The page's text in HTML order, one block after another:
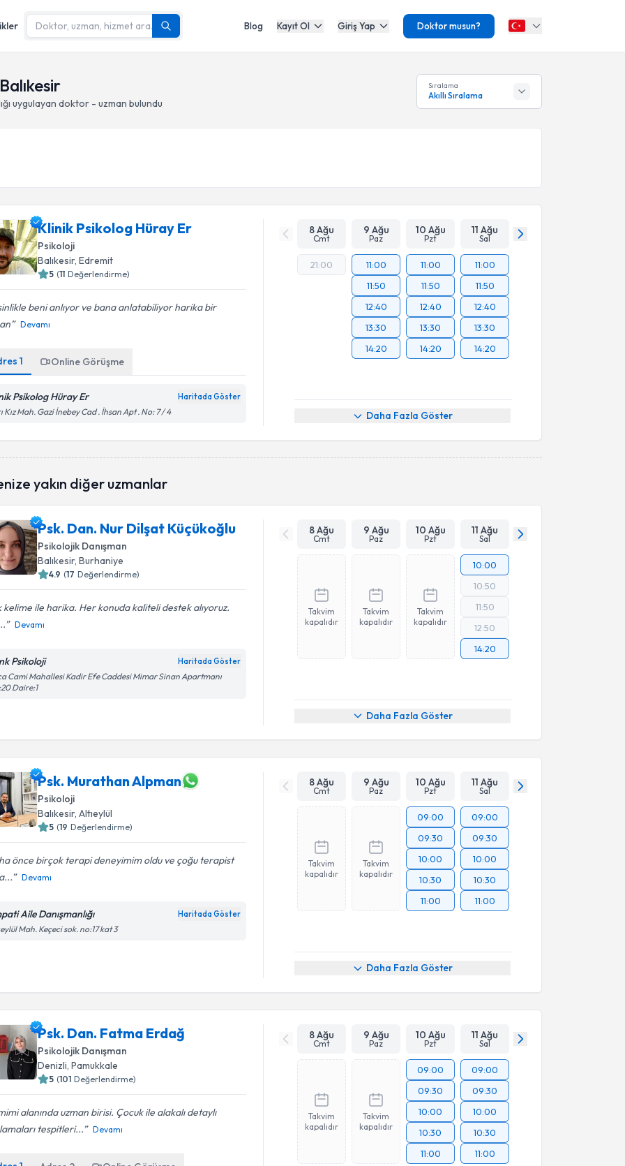
Blog Kayıt Ol Giriş Yap Doktor musun?
uygulayan doktor - uzman bulundu
Sıralama
Akıllı Sıralama
Klinik Psikolog Hüray Er
Psikoloji
Balıkesir, Edremit
5 (11 Değerlendirme)
beni anlıyor ve bana anlatabiliyor harika bir
Devamı
1 Online Görüşme
Psikolog Hüray Er Haritada Göster
Kız Mah. Gazi İnebey Cad . İhsan Apt . No: 7 / 4
8 Ağu
Cmt
9 Ağu
Paz
10 Ağu
Pzt
11 Ağu
Sal
21:00
11:00
11:50
12:40
13:30
14:20
11:00
11:50
12:40
13:30
14:20
11:00
11:50
12:40
13:30
14:20
Daha Fazla Göster
yakın diğer uzmanlar
Psk. Dan. Nur Dilşat Küçükoğlu
Psikolojik Danışman
Balıkesir, Burhaniye
4.9 (17 Değerlendirme)
kelime ile harika. Her konuda kaliteli destek alıyoruz.
Devamı
Psikoloji Haritada Göster
Cami Mahallesi Kadir Efe Caddesi Mimar Sinan Apartmanı
Daire:1
8 Ağu
Cmt
9 Ağu
Paz
10 Ağu
Pzt
11 Ağu
Sal
Takvim
kapalıdır
Takvim
kapalıdır
Takvim
kapalıdır
10:00
10:50
11:50
12:50
14:20
Daha Fazla Göster
Psk. Murathan Alpman
Psikoloji
Balıkesir, Altıeylül
5 (19 Değerlendirme)
önce birçok terapi deneyimim oldu ve çoğu terapist
Devamı
Aile Danışmanlığı Haritada Göster
Mah. Keçeci sok. no:17 kat 3
8 Ağu
Cmt
9 Ağu
Paz
10 Ağu
Pzt
11 Ağu
Sal
Takvim
kapalıdır
Takvim
kapalıdır
09:00
09:30
10:00
10:30
11:00
09:00
09:30
10:00
10:30
11:00
Daha Fazla Göster
Psk. Dan. Fatma Erdağ
Psikolojik Danışman
Denizli , Pamukkale
5 (101 Değerlendirme)
alanında uzman birisi. Çocuk ile alakalı detaylı
tespitleri...
Devamı
8 Ağu
Cmt
9 Ağu
Paz
10 Ağu
Pzt
11 Ağu
Sal
Takvim
kapalıdır
Takvim
kapalıdır
09:00
09:30
10:00
10:30
11:00
09:00
09:30
10:00
10:30
11:00